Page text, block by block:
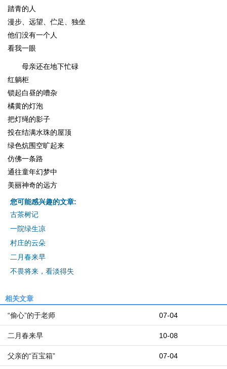
踏青的人
漫步、远望、伫足、独坐
他们没有一个人
看我一眼
母亲还在地下忙碌
红躺柜
锁起白昼的嘈杂
橘黄的灯泡
把灯绳的影子
投在结满水珠的屋顶
绿色炕围空旷起来
仿佛一条路
通往童年幻梦中
美丽神奇的远方
您可能感兴趣的文章:
古茶树记
一院绿生凉
村庄的云朵
二月春来早
不畏将来，看淡得失
相关文章
07-04
“偷心”的于老师
10-08
二月春来早
07-04
父亲的“百宝箱”